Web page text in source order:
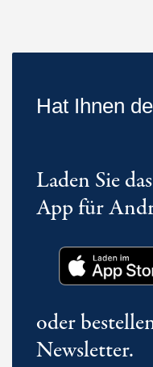
Hat Ihnen
Laden Sie
App für
oder
Newsletter.